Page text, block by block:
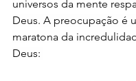
universos da mente
Deus. A preocupação é
maratona da
Deus: